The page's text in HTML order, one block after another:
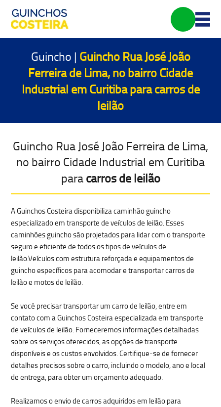
Guincho | Guincho Rua José João
Ferreira de Lima, no bairro Cidade
Industrial em Curitiba paracarros de
leilão
Guincho Rua José João Ferreira de Lima,
no bairro Cidade Industrial em Curitiba
paracarros de leilão
A Guinchos Costeira disponibiliza caminhão guincho
especializado emtransporte de veículos de leilão. Esses
caminhões guincho são projetados para lidar com o transporte
seguro e eficiente de todos os tipos de veículos de
leilão.Veículos com estrutura reforçada e equipamentos de
guincho específicos para acomodar e transportar carros de
leilão e motos de leilão.
Se você precisar transportar um carro de leilão, entre em
contato com a Guinchos Costeira especializada em transporte
de veículos de leilão. Forneceremos informações detalhadas
sobre os serviços oferecidos, as opções de transporte
disponíveis e os custos envolvidos. Certifique-se de fornecer
detalhes precisos sobre o carro, incluindo o modelo, ano e local
de entrega, para obter um orçamento adequado.
Realizamos o envio de carros adquiridos em leilão para